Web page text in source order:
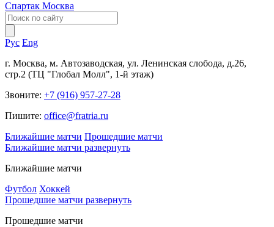
Рус Eng
г. Москва, м. Автозаводская, ул. Ленинская слобода, д.26,
стр.2 (ТЦ "Глобал Молл", 1-й этаж)
Звоните: +7 (916) 957-27-28
Пишите: office@fratria.ru
Ближайшие матчи Прошедшие матчи
Ближайшие матчи развернуть
Ближайшие матчи
Футбол Хоккей
Прошедшие матчи развернуть
Прошедшие матчи